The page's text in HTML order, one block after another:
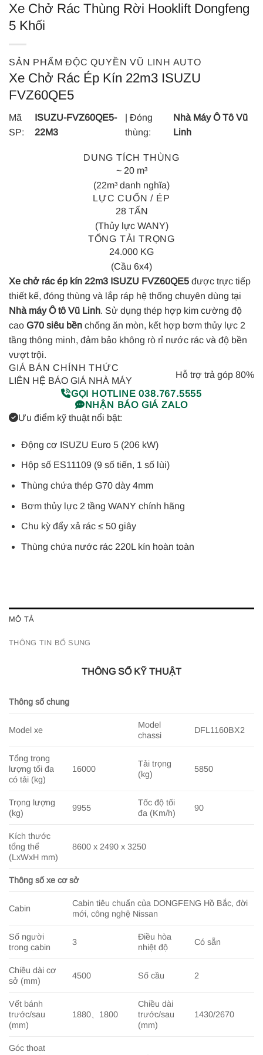
Xe Chở Rác Thùng Rời Hooklift Dongfeng
5 Khối
SẢN PHẨM ĐỘC QUYỀN VŨ LINH AUTO
Xe Chở Rác Ép Kín 22m3 ISUZU
FVZ60QE5
Mã
SP:
ISUZU-FVZ60QE5-
22M3
| Đóng
thùng:
Nhà Máy Ô Tô Vũ
Linh
DUNG TÍCH THÙNG
~ 20 m³
(22m³ danh nghĩa)
LỰC CUỐN / ÉP
28 TẤN
(Thủy lực WANY)
TỔNG TẢI TRỌNG
24.000 KG
(Cầu 6x4)
Xe chở rác ép kín 22m3 ISUZU FVZ60QE5 được trực tiếp
thiết kế, đóng thùng và lắp ráp hệ thống chuyên dùng tại
Nhà máy Ô tô Vũ Linh. Sử dụng thép hợp kim cường độ
cao G70 siêu bền chống ăn mòn, kết hợp bơm thủy lực 2
tầng thông minh, đảm bảo không rò rỉ nước rác và độ bền
vượt trội.
GIÁ BÁN CHÍNH THỨC
LIÊN HỆ BÁO GIÁ NHÀ MÁY
Hỗ trợ trả góp 80%
GỌI HOTLINE 038.767.5555
NHẬN BÁO GIÁ ZALO
Ưu điểm kỹ thuật nổi bật:
Động cơ ISUZU Euro 5 (206 kW)
Hộp số ES11109 (9 số tiến, 1 số lùi)
Thùng chứa thép G70 dày 4mm
Bơm thủy lực 2 tầng WANY chính hãng
Chu kỳ đẩy xả rác ≤ 50 giây
Thùng chứa nước rác 220L kín hoàn toàn
MÔ TẢ
THÔNG TIN BỔ SUNG
THÔNG SỐ KỸ THUẬT
Thông số chung
Model xe
Model
chassi
DFL1160BX2
Tổng trọng
lượng tối đa
có tải (kg)
16000
Tải trọng
(kg)
5850
Trọng lượng
(kg)
9955
Tốc độ tối
đa (Km/h)
90
Kích thước
tổng thể
(LxWxH mm)
8600 x 2490 x 3250
Thông số xe cơ sở
Cabin
Cabin tiêu chuẩn của DONGFENG Hồ Bắc, đời
mới, công nghệ Nissan
Số người
trong cabin
3
Điều hòa
nhiệt độ
Có sẵn
Chiều dài cơ
sở (mm)
4500 Số cầu 2
Vết bánh
trước/sau
(mm)
1880、1800
Chiều dài
trước/sau
(mm)
1430/2670
Góc thoat